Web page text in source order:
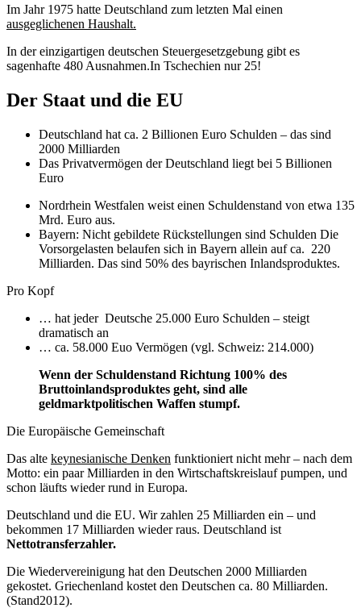
Im Jahr 1975 hatte Deutschland zum letzten Mal einen
ausgeglichenen Haushalt.
In der einzigartigen deutschen Steuergesetzgebung gibt es
sagenhafte 480 Ausnahmen.In Tschechien nur 25!
Der Staat und die EU
Deutschland hat ca. 2 Billionen Euro Schulden – das sind
2000 Milliarden
Das Privatvermögen der Deutschland liegt bei 5 Billionen
Euro
Nordrhein Westfalen weist einen Schuldenstand von etwa 135
Mrd. Euro aus.
Bayern: Nicht gebildete Rückstellungen sind Schulden Die
Vorsorgelasten belaufen sich in Bayern allein auf ca. 220
Milliarden. Das sind 50% des bayrischen Inlandsproduktes.
Pro Kopf
… hat jeder Deutsche 25.000 Euro Schulden – steigt
dramatisch an
… ca. 58.000 Euo Vermögen (vgl. Schweiz: 214.000)
Wenn der Schuldenstand Richtung 100% des
Bruttoinlandsproduktes geht, sind alle
geldmarktpolitischen Waffen stumpf.
Die Europäische Gemeinschaft
Das alte keynesianische Denken funktioniert nicht mehr – nach dem
Motto: ein paar Milliarden in den Wirtschaftskreislauf pumpen, und
schon läufts wieder rund in Europa.
Deutschland und die EU. Wir zahlen 25 Milliarden ein – und
bekommen 17 Milliarden wieder raus. Deutschland ist
Nettotransferzahler.
Die Wiedervereinigung hat den Deutschen 2000 Milliarden
gekostet. Griechenland kostet den Deutschen ca. 80 Milliarden.
(Stand2012).